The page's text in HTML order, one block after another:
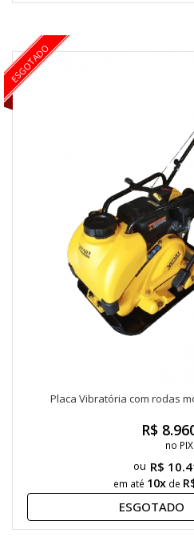
ESGOTADO
Placa Vibratória com rodas
R$
em até 10x de
R$
no PIX
ESGOTADO